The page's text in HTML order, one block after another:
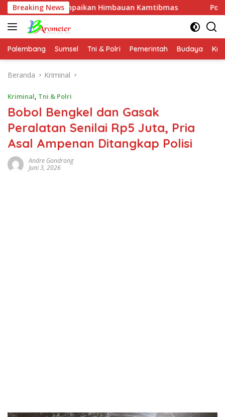
Langsung
ke
konten
Breaking News
Himbauan Kamtibmas Polres Mesuji dan
Palembang Sumsel Tni & Polri Pemerintah Budaya
Beranda Kriminal
Kriminal, Tni & Polri
Bobol Bengkel dan Gasak
Peralatan Senilai Rp5 Juta, Pria
Asal Ampenan Ditangkap Polisi
Andre Gondrong
Juni 3, 2026